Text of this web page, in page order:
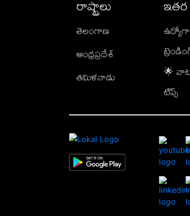
రాష్ట్రాలు
తెలంగాణ
ఆంధ్రప్రదేశ్
తమిళనాడు
🌟
టిప్స్